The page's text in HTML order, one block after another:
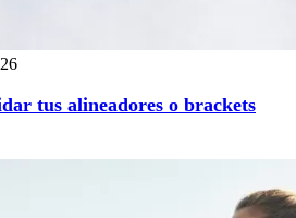
tus alineadores o brackets